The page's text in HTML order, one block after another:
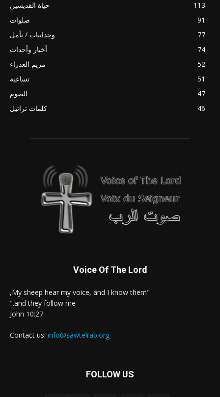
حياة القديسين
113
صلوات
91
وجدانيات / تأمل
77
أخبار وأحداث
74
مريم العذراء
52
تساعية
51
الصوم
47
كلمات تراتيل
46
Voice Of The Lord
"My sheep hear my voice, and I know them,
and they follow me."
John 10:27
Contact us: info@sawtelrab.org
FOLLOW US